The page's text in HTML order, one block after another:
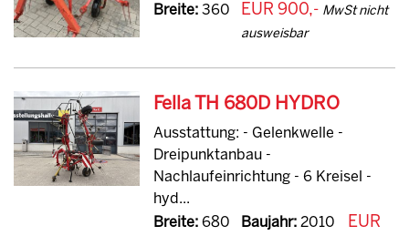
Breite:360 EUR 900,- MwSt nicht
ausweisbar
Fella TH 680D HYDRO
Ausstattung: - Gelenkwelle -
Dreipunktanbau -
Nachlaufeinrichtung - 6 Kreisel -
hyd...
Breite:680 Baujahr:2010
EUR